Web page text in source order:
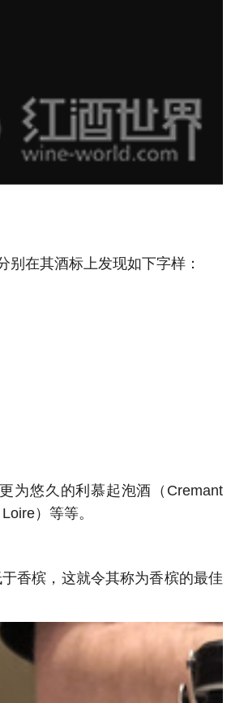
在其酒标上发现如下字样：
为悠久的利慕起泡酒（Cremant
）等等。
香槟，这就令其称为香槟的最佳